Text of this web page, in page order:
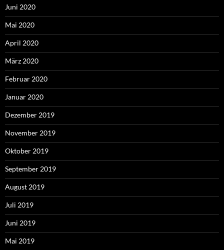
Juni 2020
Mai 2020
April 2020
März 2020
Februar 2020
Januar 2020
Dezember 2019
November 2019
Oktober 2019
September 2019
August 2019
Juli 2019
Juni 2019
Mai 2019